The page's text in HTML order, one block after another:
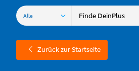
Zurück zur Startseite